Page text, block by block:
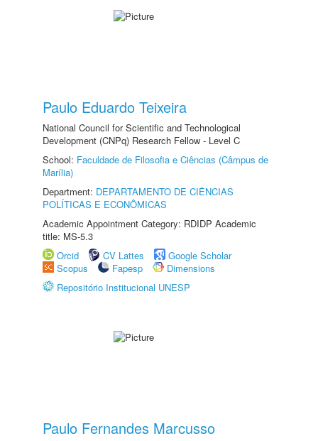
Paulo Eduardo Teixeira
National Council for Scientific and Technological
Development (CNPq) Research Fellow - Level C
School: Faculdade de Filosofia e Ciências (Câmpus de
Marília)
Department: DEPARTAMENTO DE CIÊNCIAS
POLÍTICAS E ECONÔMICAS
Academic Appointment Category: RDIDP Academic
title: MS-5.3
Orcid
CV Lattes
Google Scholar
Scopus
Fapesp
Dimensions
Repositório Institucional UNESP
Paulo Fernandes Marcusso